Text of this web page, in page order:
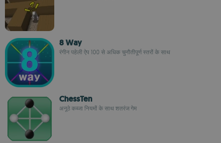
8 Way
रंगीन पहेली ऐप 100 से अधिक चुनौतीपूर्ण स्तरों के साथ
ChessTen
अनूठे कब्जा नियमों के साथ शतरंज गेम